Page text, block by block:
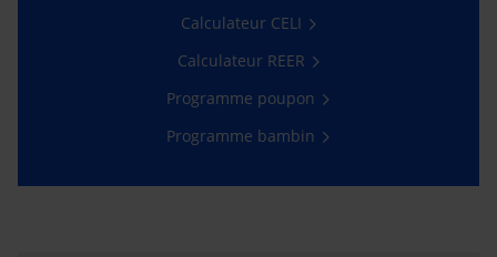
Calculateur CELI
Calculateur REER
Programme poupon
Programme bambin